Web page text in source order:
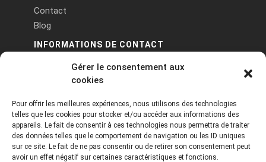
Gérer le consentement aux
cookies
Pour offrir les meilleures expériences, nous utilisons des technologies
telles que les cookies pour stocker et/ou accéder aux informations des
appareils. Le fait de consentir à ces technologies nous permettra de traiter
des données telles que le comportement de navigation ou les ID uniques
sur ce site. Le fait de ne pas consentir ou de retirer son consentement peut
avoir un effet négatif sur certaines caractéristiques et fonctions.
Contact
Blog
INFORMATIONS DE CONTACT
PA Keneach Ouest - 5 rue de Belle-Île - 56400
contact@logiciels-etiquettes.com
09 71 37 25 93